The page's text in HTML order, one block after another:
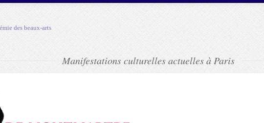
des beaux-arts
Manifestations culturelles actuelles à Paris